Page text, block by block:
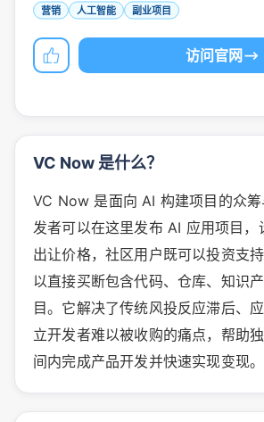
营销 人工智能 副业项目
访问官网
VC Now 是什么？
VC Now 是面向 AI 构建项目的众
发者可以在这里发布 AI 应用项目，
出让价格，社区用户既可以投资支
以直接买断包含代码、仓库、知识
目。它解决了传统风投反应滞后、
立开发者难以被收购的痛点，帮助
间内完成产品开发并快速实现变现。